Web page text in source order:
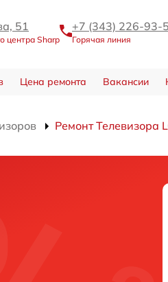
51
центра Sharp
+7 (343) 226-93-
Горячая линия
Цена ремонта Вакансии
Ремонт Телевизора